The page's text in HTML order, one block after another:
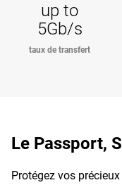
up to
5Gb/s
taux de transfert
Le Passport,
Protégez vos